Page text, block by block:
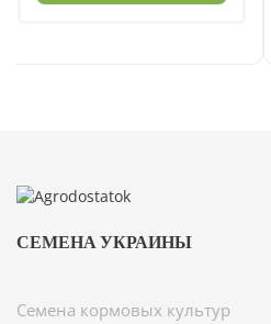
СЕМЕНА УКРАИНЫ
Семена кормовых культур